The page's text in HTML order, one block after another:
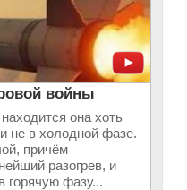
войны
она хоть
не в холодной фазе.
причём
разогрев, и
горячую фазу...